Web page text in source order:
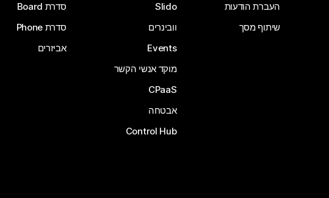
העברת הודעות
שיתוף מסך
Slido
וובינרים
Events
מוקד אנשי הקשר
CPaaS
אבטחה
Control Hub
סדרת Board
סדרת Phone
אביזרים